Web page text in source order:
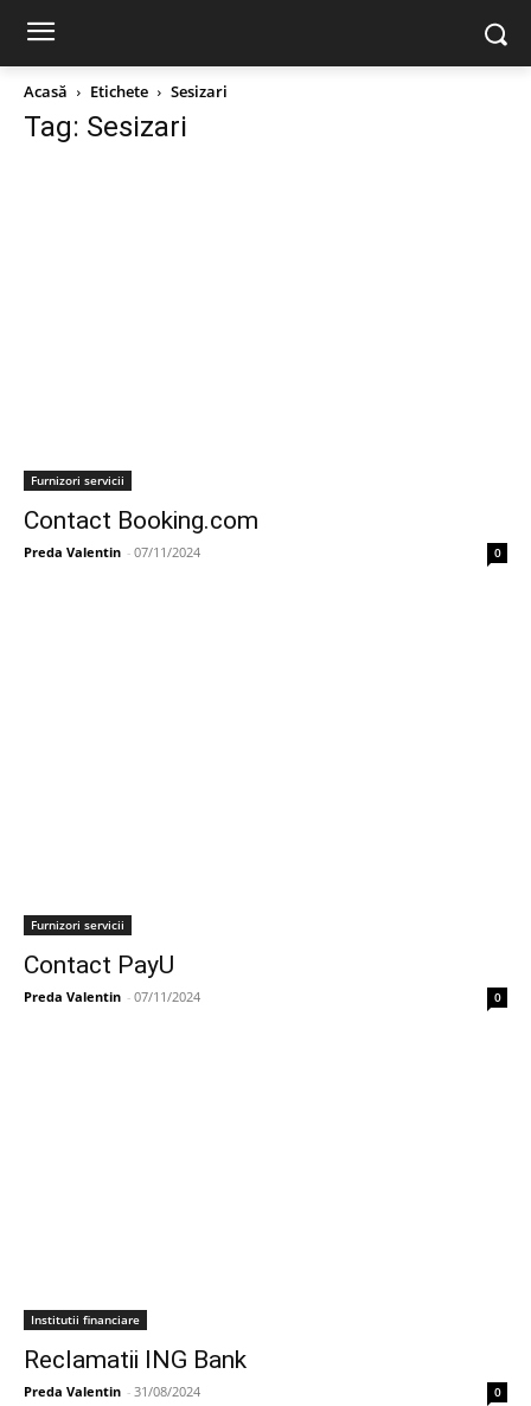
Acasă Etichete Sesizari
Tag: Sesizari
Furnizori servicii
Contact Booking.com
Preda Valentin - 07/11/2024 0
Furnizori servicii
Contact PayU
Preda Valentin - 07/11/2024 0
Institutii financiare
Reclamatii ING Bank
Preda Valentin - 31/08/2024 0